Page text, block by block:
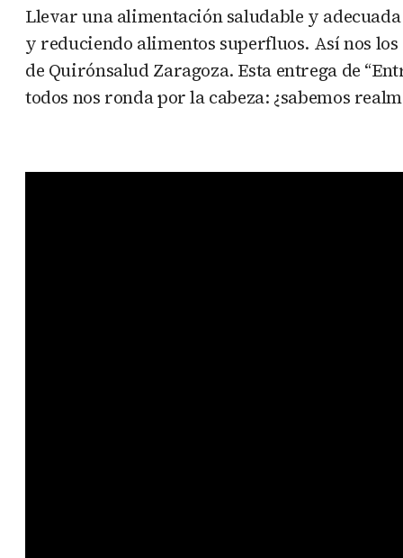
Llevar una alimentación saludable y
y reduciendo alimentos superfluos. Así nos
de Quirónsalud Zaragoza. Esta entrega de
todos nos ronda por la cabeza: ¿sabemos